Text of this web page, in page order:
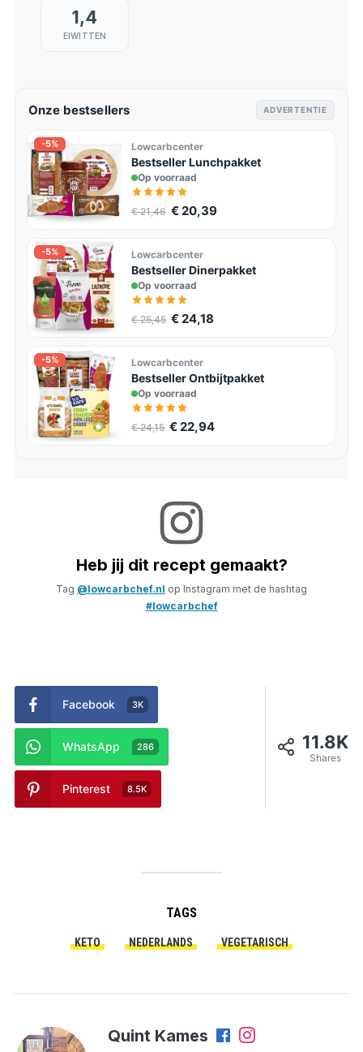
1,4
EIWITTEN
Onze bestsellers ADVERTENTIE
-5% Lowcarbcenter
Bestseller Lunchpakket
Op voorraad
€ 21,46 € 20,39
-5% Lowcarbcenter
Bestseller Dinerpakket
Op voorraad
€ 25,45 € 24,18
-5% Lowcarbcenter
Bestseller Ontbijtpakket
Op voorraad
€ 24,15 € 22,94
Heb jij dit recept gemaakt?
Tag @lowcarbchef.nl op Instagram met de hashtag
#lowcarbchef
11.8K
Shares
Facebook 3K
WhatsApp 286
Pinterest 8.5K
TAGS
KETO NEDERLANDS VEGETARISCH
Quint Kames